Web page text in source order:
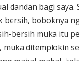
dandan bagi saya.
bersih, boboknya
bersih muka itu
muka ditemplokin